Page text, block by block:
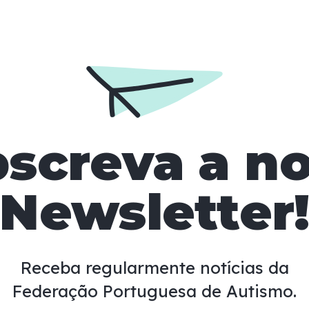
a
Newsletter!
Receba regularmente notícias da
Federação Portuguesa de Autismo.